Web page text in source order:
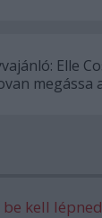
Elle
megássa
be kell